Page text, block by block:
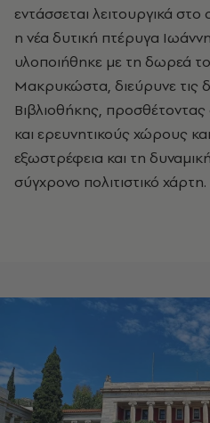
εντάσσεται λειτουργικά
η νέα δυτική πτέρυγα
υλοποιήθηκε με τη δωρεά
Μακρυκώστα, διεύρυνε τις
Βιβλιοθήκης,
και ερευνητικούς χώρους
εξωστρέφεια και τη
σύγχρονο πολιτιστικό χάρτη.